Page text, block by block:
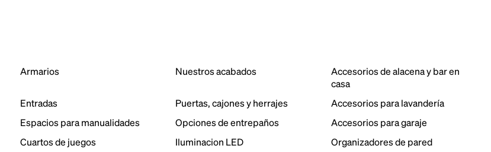
Armarios Nuestros acabados
Accesorios de alacena y bar en
casa
Entradas Puertas, cajones y herrajes
Accesorios para lavandería
Espacios para manualidades Opciones de entrepaños
Accesorios para garaje
Cuartos de juegos Iluminacion LED
Organizadores de pared